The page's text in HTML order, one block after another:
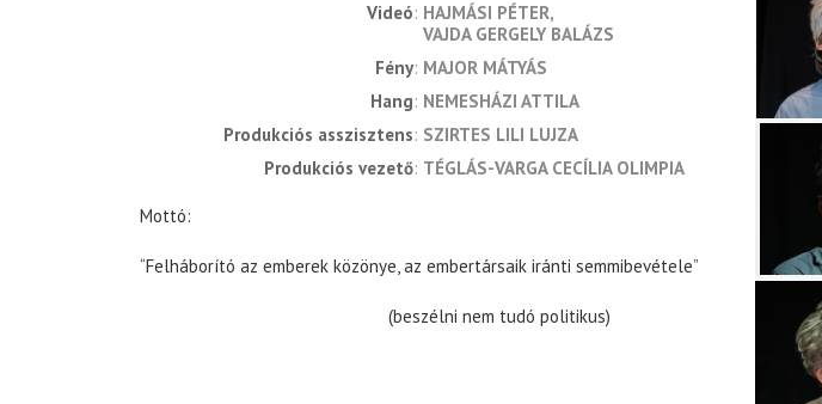
videó HAJMÁSI PÉTER
VAJDA GERGELY BALÁZS
fény MAJOR MÁTYÁS
hang NEMESHÁZI ATTILA
produkciós asszisztens SZIRTES LILI LUJZA
produkciós vezető TÉGLÁS-VARGA CECÍLIA OLIMPIA
Mottó:
“Felháborító az emberek közönye, az embertársaik iránti semmibevétele”
(beszélni nem tudó politikus)